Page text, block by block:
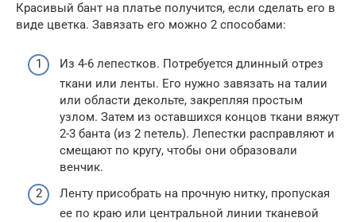
Красивый бант на платье получится, если сделать его в
виде цветка. Завязать его можно 2 способами:
Из 4-6 лепестков. Потребуется длинный отрез
ткани или ленты. Его нужно завязать на талии
или области декольте, закрепляя простым
узлом. Затем из оставшихся концов ткани вяжут
2-3 банта (из 2 петель). Лепестки расправляют и
смещают по кругу, чтобы они образовали
венчик.
Ленту присобрать на прочную нитку, пропуская
ее по краю или центральной линии тканевой